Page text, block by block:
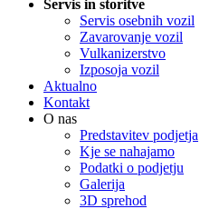
Servis in storitve
Servis osebnih vozil
Zavarovanje vozil
Vulkanizerstvo
Izposoja vozil
Aktualno
Kontakt
O nas
Predstavitev podjetja
Kje se nahajamo
Podatki o podjetju
Galerija
3D sprehod